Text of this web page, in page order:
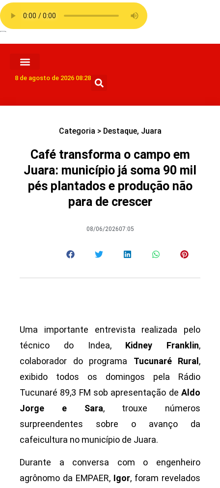
8 de agosto de 2026 08:28
Categoria > Destaque, Juara
Café transforma o campo em
Juara: município já soma 90 mil
pés plantados e produção não
para de crescer
08/06/202607:05
Uma importante entrevista realizada pelo
técnico do Indea, Kidney Franklin,
colaborador do programa Tucunaré Rural ,
exibido todos os domingos pela Rádio
Tucunaré 89,3 FM sob apresentação de Aldo
Jorge e Sara, trouxe números
surpreendentes sobre o avanço da
cafeicultura no município de Juara.
Durante a conversa com o engenheiro
agrônomo da EMPAER, Igor, foram revelados